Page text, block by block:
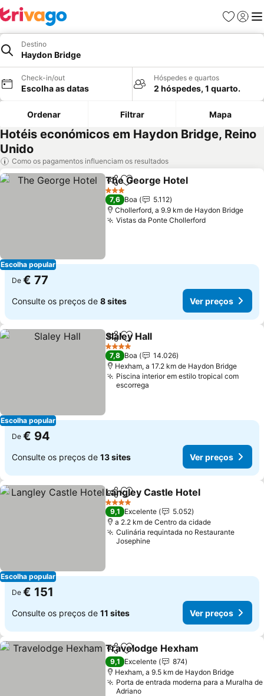
Favoritos
Iniciar
Destino
Haydon Bridge
Check-in/out
Escolha as datas
Hóspedes e quartos
2 hóspedes, 1 quarto.
Ordenar Filtrar Mapa
Hotéis económicos em Haydon Bridge, Reino
Unido
Como os pagamentos influenciam os resultados
Escolha popular
PartilharAdicionar aos favoritos
The George Hotel
3 Estrelas
7,6 Boa
5.112
Chollerford, a 9.9 km de Haydon Bridge
Vistas da Ponte ChollerfordVer preços
De € 77
Consulte os preços de 8 sites Ver preços
Escolha popular
PartilharAdicionar aos favoritos
Slaley Hall
4 Estrelas
7,8 Boa
14.026
Hexham, a 17.2 km de Haydon Bridge
Piscina interior em estilo tropical com
escorrega
De € 94
Consulte os preços de 13 sites Ver preços
Escolha popular
PartilharAdicionar aos favoritos
Langley Castle Hotel
4 Estrelas
9,1 Excelente
5.052
a 2.2 km de Centro da cidade
Culinária requintada no Restaurante
Josephine
De € 151
Consulte os preços de 11 sites Ver preços
PartilharAdicionar aos favoritos
Travelodge Hexham
9,1 Excelente
874
Hexham, a 9.5 km de Haydon Bridge
Porta de entrada moderna para a Muralha de
Adriano